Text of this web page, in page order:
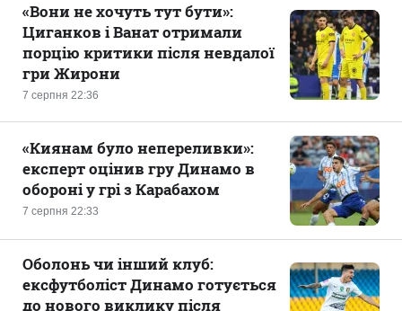
7 серпня 22:36
«Вони не хочуть тут бути»:
Циганков і Ванат отримали
порцію критики після невдалої
гри Жирони
7 серпня 22:33
«Киянам було непереливки»:
експерт оцінив гру Динамо в
обороні у грі з Карабахом
Оболонь чи інший клуб:
ексфутболіст Динамо готується
до нового виклику після